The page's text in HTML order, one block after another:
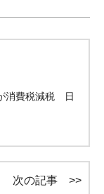
消費税減税 日
次の記事 >>